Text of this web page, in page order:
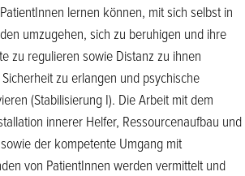
lernen können, mit sich selbst in
umzugehen, sich zu beruhigen und ihre
zu regulieren sowie Distanz zu ihnen
zu erlangen und psychische
(Stabilisierung I). Die Arbeit mit dem
innerer Helfer, Ressourcenaufbau und
der kompetente Umgang mit
von PatientInnen werden vermittelt und